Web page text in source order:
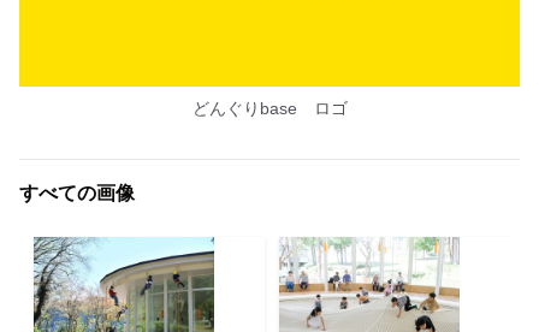
どんぐりbase ロゴ
すべての画像